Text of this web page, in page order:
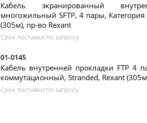
Кабель экранированный
многожильный SFTP, 4 пары,
(305м), пр-во Rexant
Срок поставки по запросу
01-0145
Кабель внутренней прокладки FTP 4
коммутационный, Stranded, Rexant
Срок поставки по запросу